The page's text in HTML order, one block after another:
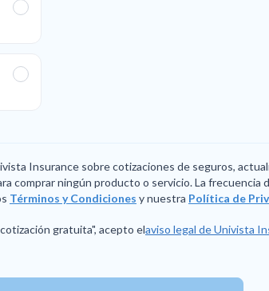
Insurance sobre cotizaciones de seguros,
ningún producto o servicio. La frecuencia
Términos y Condiciones y nuestra Política de
gratuita", acepto elaviso legal de Univista